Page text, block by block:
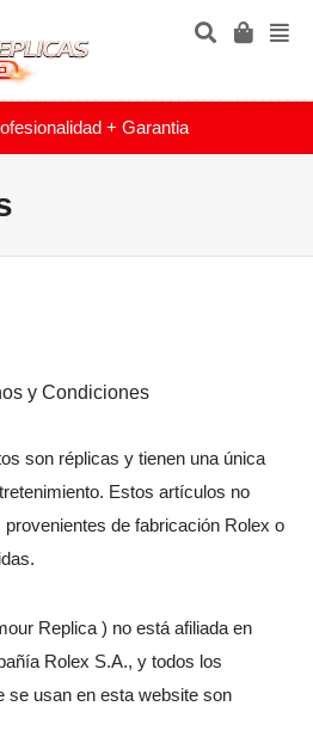
+ Garantia
y Condiciones
son réplicas y tienen una única
Estos artículos no
de fabricación Rolex o
Replica ) no está afiliada en
Rolex S.A., y todos los
se usan en esta website son